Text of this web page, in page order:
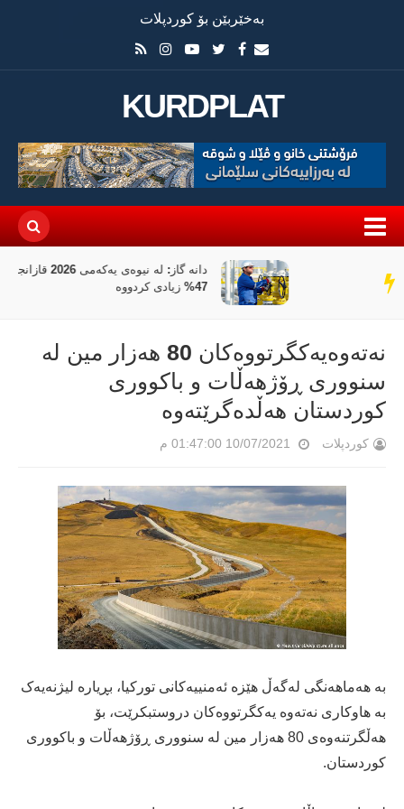
بەخێربێن بۆ کوردپلات
KURDPLAT
سەر
دێڕ
دانە گاز: لە نیوەی یەکەمی 2026 قازانجمان بە رێژەی
47% زیادی کردووە
نەتەوەیەکگرتووەکان 80 هەزار مین لە
سنووری ڕۆژهەڵات و باکووری
کوردستان هەڵدەگرێتەوە
کوردپلات 10/07/2021 01:47:00 م
بە هەماهەنگی لەگەڵ هێزە ئەمنییەکانی تورکیا، بڕیارە لیژنەیەک
بە هاوکاری نەتەوە یەکگرتووەکان دروستبکرێت، بۆ
هەڵگرتنەوەی 80 هەزار مین لە سنووری ڕۆژهەڵات و باکووری
کوردستان.